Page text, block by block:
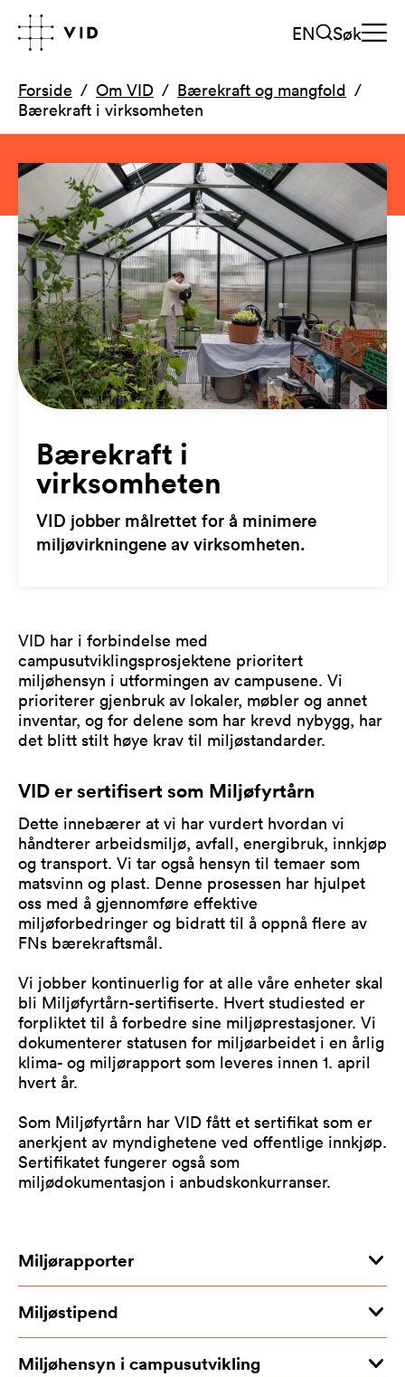
EN Søk
Forside Om VID
Bærekraft og mangfold
Bærekraft i virksomheten
Bærekraft i
virksomheten
VID jobber målrettet for å minimere
miljøvirkningene av virksomheten.
VID har i forbindelse med
campusutviklingsprosjektene prioritert
miljøhensyn i utformingen av campusene. Vi
prioriterer gjenbruk av lokaler, møbler og annet
inventar, og for delene som har krevd nybygg, har
det blitt stilt høye krav til miljøstandarder.
VID er sertifisert som Miljøfyrtårn
Dette innebærer at vi har vurdert hvordan vi
håndterer arbeidsmiljø, avfall, energibruk, innkjøp
og transport. Vi tar også hensyn til temaer som
matsvinn og plast. Denne prosessen har hjulpet
oss med å gjennomføre effektive
miljøforbedringer og bidratt til å oppnå flere av
FNs bærekraftsmål.
Vi jobber kontinuerlig for at alle våre enheter skal
bli Miljøfyrtårn-sertifiserte. Hvert studiested er
forpliktet til å forbedre sine miljøprestasjoner. Vi
dokumenterer statusen for miljøarbeidet i en årlig
klima- og miljørapport som leveres innen 1. april
hvert år.
Som Miljøfyrtårn har VID fått et sertifikat som er
anerkjent av myndighetene ved offentlige innkjøp.
Sertifikatet fungerer også som
miljødokumentasjon i anbudskonkurranser.
Miljørapporter
Miljøstipend
Miljøhensyn i campusutvikling